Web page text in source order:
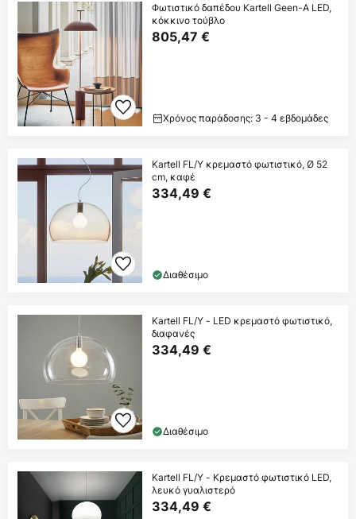
Φωτιστικό δαπέδου Kartell Geen-A LED,
κόκκινο τούβλο
805,47 €
Χρόνος παράδοσης: 3 - 4 εβδομάδες
Kartell FL/Y κρεμαστό φωτιστικό, Ø 52
cm, καφέ
334,49 €
Διαθέσιμο
Kartell FL/Y - LED κρεμαστό φωτιστικό,
διαφανές
334,49 €
Διαθέσιμο
Kartell FL/Y - Κρεμαστό φωτιστικό LED,
λευκό γυαλιστερό
334,49 €